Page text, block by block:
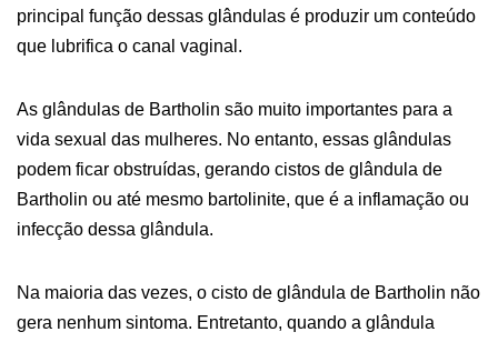
principal função dessas glândulas é produzir um conteúdo
que lubrifica o canal vaginal.
As glândulas de Bartholin são muito importantes para a
vida sexual das mulheres. No entanto, essas glândulas
podem ficar obstruídas, gerando cistos de glândula de
Bartholin ou até mesmo bartolinite, que é a inflamação ou
infecção dessa glândula.
Na maioria das vezes, o cisto de glândula de Bartholin não
gera nenhum sintoma. Entretanto, quando a glândula